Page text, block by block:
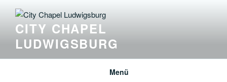
Inhalt
springenCITY CHAPEL
LUDWIGSBURG
Menü